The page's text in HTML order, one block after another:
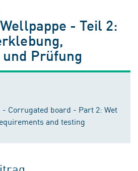
- Teil 2:
Prüfung
Corrugated board - Part 2: Wet
and testing